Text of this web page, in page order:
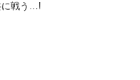
に戦う…!